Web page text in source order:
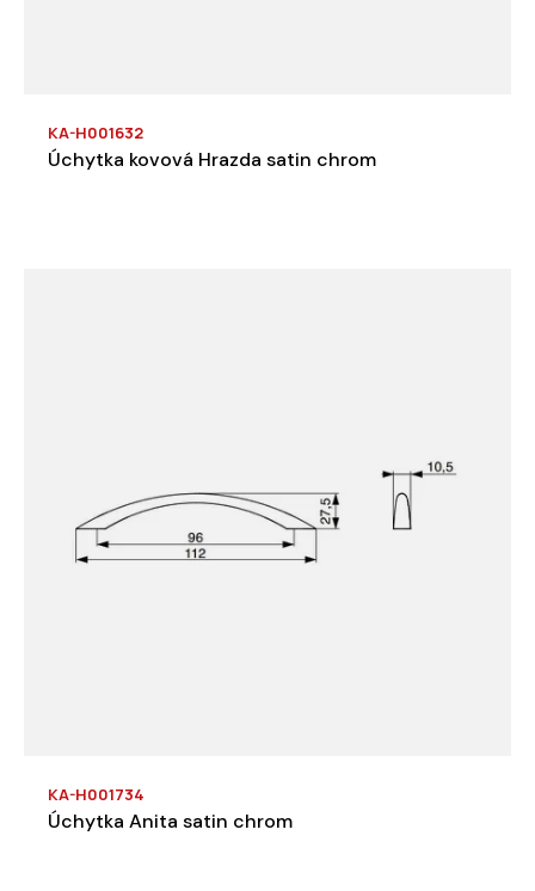
KA-H001632
Úchytka kovová Hrazda satin chrom
KA-H001734
Úchytka Anita satin chrom